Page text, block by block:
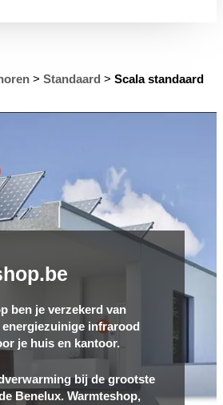
> Standaard > Scala standaard
ben je verzekerd van
infrarood
je huis en kantoor.
bij de grootste
Benelux. Warmteshop,